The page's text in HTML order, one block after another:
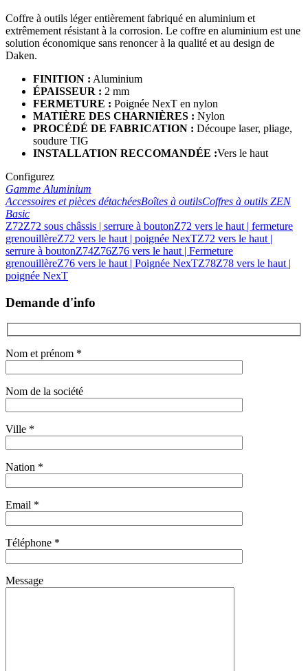
Coffre à outils léger entièrement fabriqué en aluminium et
extrêmement résistant à la corrosion. Le coffre en aluminium est une
solution économique sans renoncer à la qualité et au design de
Daken.
FINITION : Aluminium
ÉPAISSEUR : 2 mm
FERMETURE : Poignée NexT en nylon
MATIÈRE DES CHARNIÈRES : Nylon
PROCÉDÉ DE FABRICATION : Découpe laser, pliage,
soudure TIG
INSTALLATION RECCOMANDÉE :Vers le haut
Configurez
Gamme Aluminium
Accessoires et pièces détachéesBoîtes à outilsCoffres à outils ZEN
Basic
Z72Z72 sous châssis | serrure à boutonZ72 vers le haut | fermeture
grenouillèreZ72 vers le haut | poignée NexTZ72 vers le haut |
serrure à boutonZ74Z76Z76 vers le haut | Fermeture
grenouillèreZ76 vers le haut | Poignée NexTZ78Z78 vers le haut |
poignée NexT
Demande d'info
Nom et prénom *
Nom de la société
Ville *
Nation *
Email *
Téléphone *
Message